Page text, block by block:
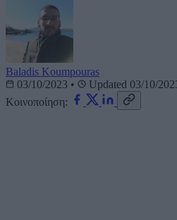
Baladis Koumpouras
03/10/2023 •
Updated 03/10/
Κοινοποίηση: